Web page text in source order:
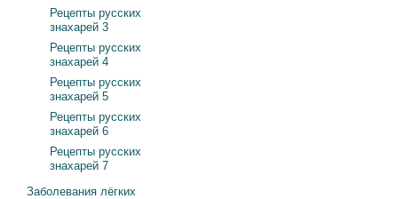
Рецепты русских
знахарей 3
Рецепты русских
знахарей 4
Рецепты русских
знахарей 5
Рецепты русских
знахарей 6
Рецепты русских
знахарей 7
Заболевания лёгких